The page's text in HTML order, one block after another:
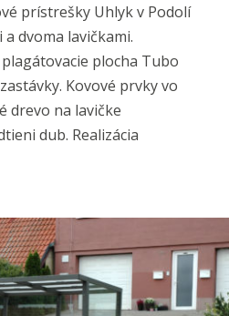
prístrešky Uhlyk v Podolí
dvoma lavičkami.
plocha Tubo
Kovové prvky vo
drevo na lavičke
dub. Realizácia